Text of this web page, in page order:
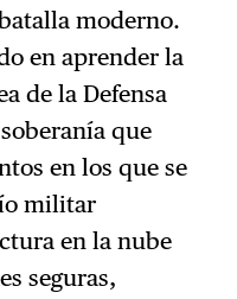
moderno.
en aprender la
de la Defensa
que
en los que se
militar
en la nube
seguras,